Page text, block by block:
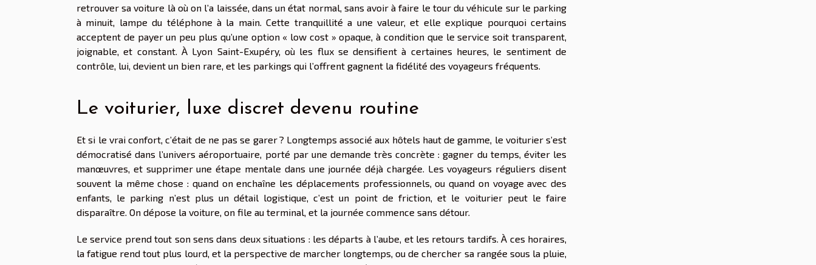
retrouver sa voiture là où on l’a laissée, dans un état normal, sans avoir à faire le tour du véhicule sur le parking
à minuit, lampe du téléphone à la main. Cette tranquillité a une valeur, et elle explique pourquoi certains
acceptent de payer un peu plus qu’une option « low cost » opaque, à condition que le service soit transparent,
joignable, et constant. À Lyon Saint-Exupéry, où les flux se densifient à certaines heures, le sentiment de
contrôle, lui, devient un bien rare, et les parkings qui l’offrent gagnent la fidélité des voyageurs fréquents.
Le voiturier, luxe discret devenu routine
Et si le vrai confort, c’était de ne pas se garer ? Longtemps associé aux hôtels haut de gamme, le voiturier s’est
démocratisé dans l’univers aéroportuaire, porté par une demande très concrète : gagner du temps, éviter les
manœuvres, et supprimer une étape mentale dans une journée déjà chargée. Les voyageurs réguliers disent
souvent la même chose : quand on enchaîne les déplacements professionnels, ou quand on voyage avec des
enfants, le parking n’est plus un détail logistique, c’est un point de friction, et le voiturier peut le faire
disparaître. On dépose la voiture, on file au terminal, et la journée commence sans détour.
Le service prend tout son sens dans deux situations : les départs à l’aube, et les retours tardifs. À ces horaires,
la fatigue rend tout plus lourd, et la perspective de marcher longtemps, ou de chercher sa rangée sous la pluie,